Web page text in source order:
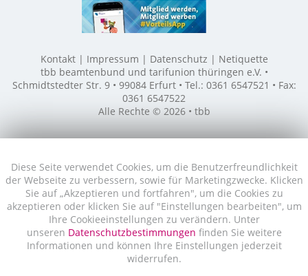
Diese Seite verwendet Cookies, um die Benutzerfreundlichkeit
der Webseite zu verbessern, sowie für Marketingzwecke. Klicken
Sie auf „Akzeptieren und fortfahren", um die Cookies zu
akzeptieren oder klicken Sie auf "Einstellungen bearbeiten", um
Ihre Cookieeinstellungen zu verändern. Unter
unseren Datenschutzbestimmungen finden Sie weitere
Informationen und können Ihre Einstellungen jederzeit
widerrufen.
Kontakt Impressum Datenschutz
Netiquette
tbb beamtenbund und tarifunion thüringen e.V. •
Schmidtstedter Str. 9 • 99084 Erfurt • Tel.: 0361 6547521 • Fax:
0361 6547522
Alle Rechte © 2026 • tbb